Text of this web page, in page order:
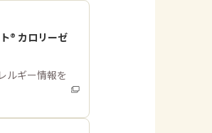
® カロリーゼ
ルギー情報を